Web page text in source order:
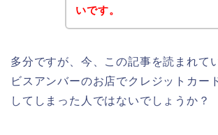
いです。
多分ですが、今、この記事を読まれて
ビスアンバーのお店でクレジットカー
してしまった人ではないでしょうか？